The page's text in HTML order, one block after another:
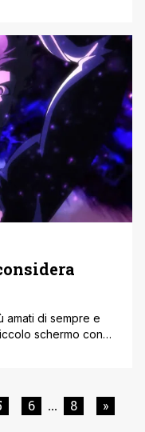
però, la maggior
[']
amati di sempre e
schermo con
ha anticipato che la
6 ... 8 »